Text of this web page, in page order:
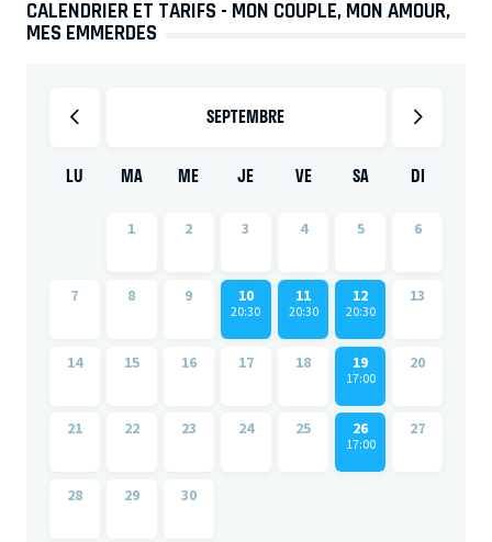
CALENDRIER ET TARIFS - MON COUPLE, MON AMOUR,
MES EMMERDES
SEPTEMBRE
LU MA ME JE VE SA DI
1 2 3 4 5 6
7 8 9 10
20:30
11
20:30
12
20:30
13
14 15 16 17 18 19
17:00
20
21 22 23 24 25 26
17:00
27
28 29 30